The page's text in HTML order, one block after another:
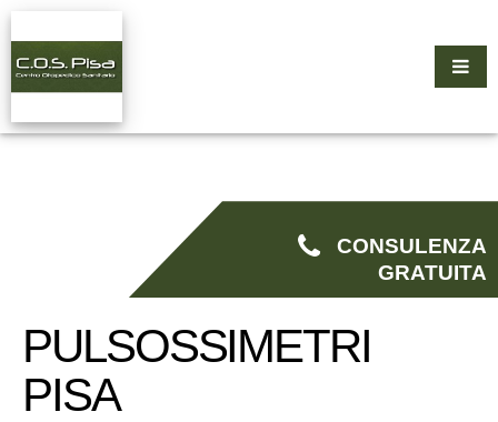
CONSULENZA
GRATUITA
PULSOSSIMETRI
PISA